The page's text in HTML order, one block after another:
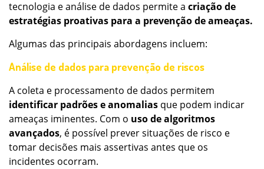
tecnologia e análise de dados permite a criação de
estratégias proativas para a prevenção de ameaças.
Algumas das principais abordagens incluem:
Análise de dados para prevenção de riscos
A coleta e processamento de dados permitem
identificar padrões e anomalias que podem indicar
ameaças iminentes. Com o uso de algoritmos
avançados, é possível prever situações de risco e
tomar decisões mais assertivas antes que os
incidentes ocorram.